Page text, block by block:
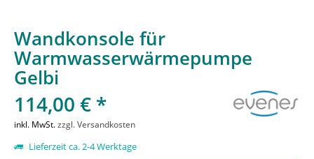
Wandkonsole für
Warmwasserwärmepumpe
Gelbi
114,00 € *
inkl. MwSt.zzgl. Versandkosten
Lieferzeit ca. 2-4 Werktage